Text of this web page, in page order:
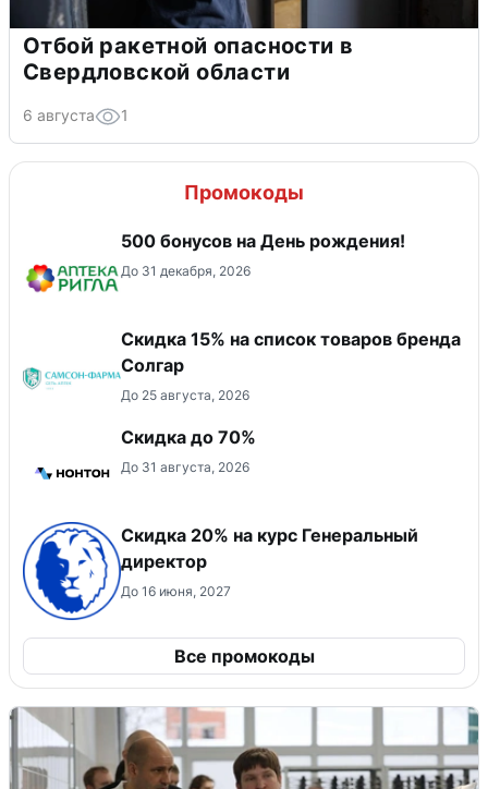
Отбой ракетной опасности в
Свердловской области
6 августа 1
Промокоды
500 бонусов на День рождения!
До 31 декабря, 2026
Скидка 15% на список товаров бренда
Солгар
До 25 августа, 2026
Скидка до 70%
До 31 августа, 2026
Скидка 20% на курс Генеральный
директор
До 16 июня, 2027
Все промокоды